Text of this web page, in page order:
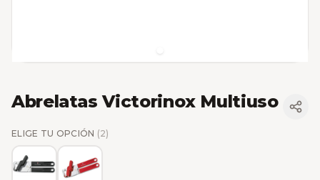
Abrelatas Victorinox Multiuso
ELIGE TU OPCIÓN (2)